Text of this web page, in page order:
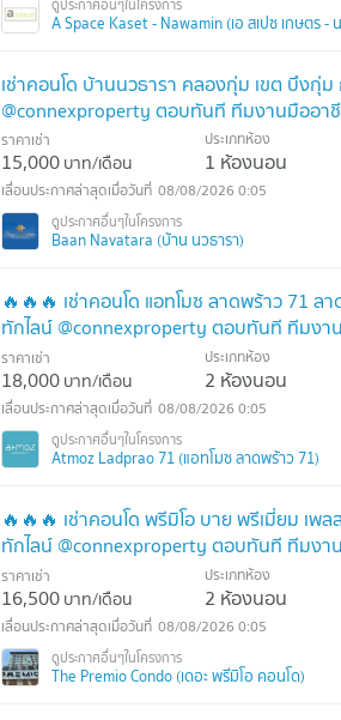
A Space Kaset - Nawamin (เอ สเปซ เกษตร -
เช่าคอนโด บ้านนวธารา คลองกุ่ม เขต บึงกุ่
@connexproperty ตอบทันที ทีมงานมืออา
ราคาเช่า
15,000บาท/เดือน
ประเภทห้อง
1 ห้องนอน
08/08/2026 0:05
Baan Navatara (บ้าน นวธารา)
🔥🔥🔥 เช่าคอนโด แอทโมซ ลาดพร้าว 71 ล
ทักไลน์ @connexproperty ตอบทันที ทีมงา
ราคาเช่า
18,000บาท/เดือน
ประเภทห้อง
2 ห้องนอน
08/08/2026 0:05
Atmoz Ladprao 71 (แอทโมซ ลาดพร้าว 71)
🔥🔥🔥 เช่าคอนโด พรีมิโอ บาย พรีเมี่ยม เพ
ทักไลน์ @connexproperty ตอบทันที ทีมงา
ราคาเช่า
16,500บาท/เดือน
ประเภทห้อง
2 ห้องนอน
08/08/2026 0:05
The Premio Condo (เดอะ พรีมิโอ คอนโด)